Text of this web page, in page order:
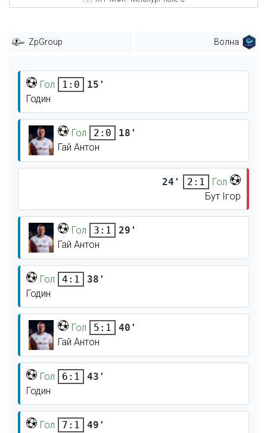
ZpGroup Волна
Гол 1:0
15'
Годин
Гол 2:0
18'
Гай Антон
24' 2:1
Гол
Бут Ігор
Гол 3:1
29'
Гай Антон
Гол 4:1
38'
Годин
Гол 5:1
40'
Гай Антон
Гол 6:1
43'
Годин
Гол 7:1
49'